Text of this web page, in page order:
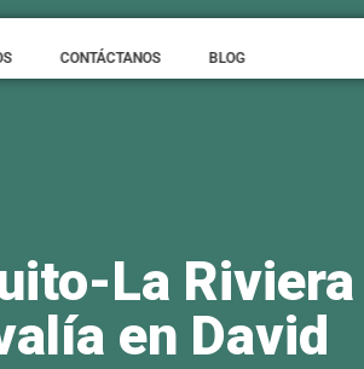
CONTÁCTANOS BLOG
La Riviera
en David